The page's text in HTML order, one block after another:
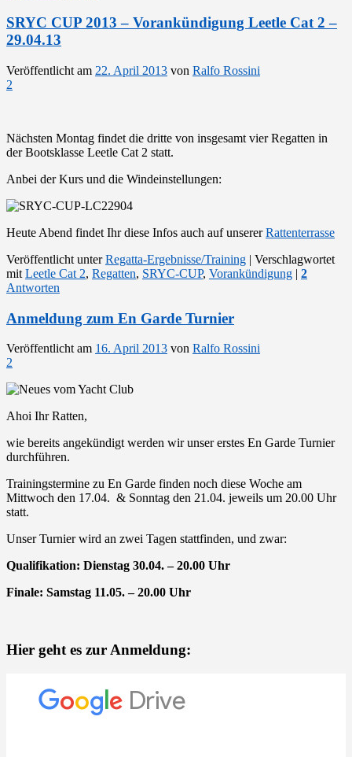
SRYC CUP 2013 – Vorankündigung Leetle Cat 2 –
29.04.13
Veröffentlicht am 22. April 2013 von Ralfo Rossini
2
Nächsten Montag findet die dritte von insgesamt vier Regatten in
der Bootsklasse Leetle Cat 2 statt.
Anbei der Kurs und die Windeinstellungen:
Heute Abend findet Ihr diese Infos auch auf unsererRattenterrasse
Veröffentlicht unter Regatta-Ergebnisse/Training | Verschlagwortet
mit Leetle Cat 2, Regatten, SRYC-CUP, Vorankündigung | 2
Antworten
Anmeldung zum En Garde Turnier
Veröffentlicht am 16. April 2013 von Ralfo Rossini
2
Ahoi Ihr Ratten,
wie bereits angekündigt werden wir unser erstes En Garde Turnier
durchführen.
Trainingstermine zu En Garde finden noch diese Woche am
Mittwoch den 17.04. & Sonntag den 21.04. jeweils um 20.00 Uhr
statt.
Unser Turnier wird an zwei Tagen stattfinden, und zwar:
Qualifikation: Dienstag 30.04. – 20.00 Uhr
Finale: Samstag 11.05. – 20.00 Uhr
Hier geht es zur Anmeldung: